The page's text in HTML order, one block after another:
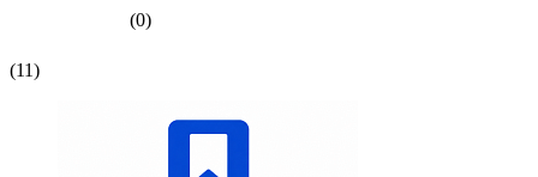
(0)
(11)